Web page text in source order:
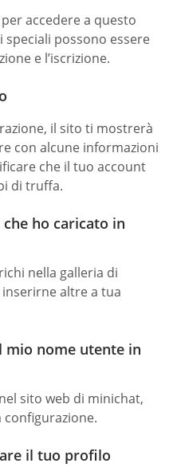
accedere a questo
speciali possono essere
e l’iscrizione.
il sito ti mostrerà
con alcune informazioni
che il tuo account
di truffa.
ho caricato in
nella galleria di
altre a tua
mio nome utente in
sito web di minichat,
configurazione.
il tuo profilo